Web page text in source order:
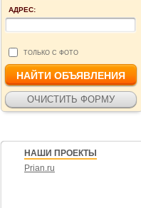
АДРЕС:
ТОЛЬКО С ФОТО
НАШИ ПРОЕКТЫ
Prian.ru